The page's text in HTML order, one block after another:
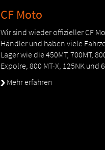
CF Moto
Wir sind wieder offizieller CF
Händler und haben viele
Lager wie die 450MT, 700MT,
Expolre, 800 MT-X, 125NK und
Mehr erfahren